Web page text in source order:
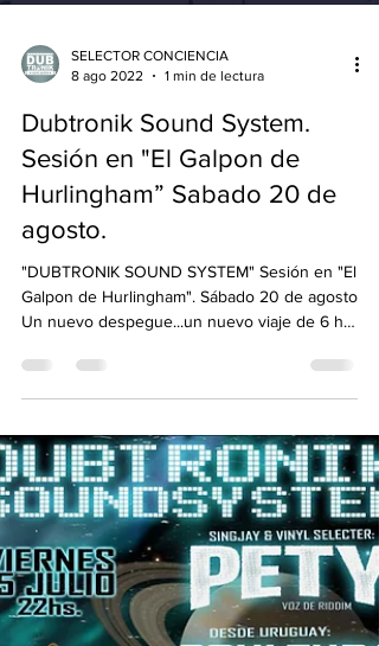
SELECTOR CONCIENCIA
8 ago 2022
1 min de lectura
Dubtronik Sound System.
Sesión en "El Galpon de
Hurlingham” Sabado 20 de
Un nuevo despegue...un nuevo viaje de 6 hs.
continuadas...